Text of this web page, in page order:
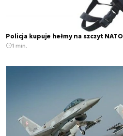
Policja kupuje hełmy na szczyt NATO
1 min.